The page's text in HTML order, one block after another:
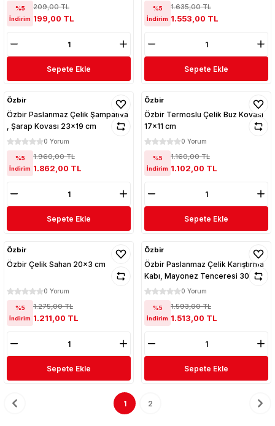
%5
İndirim
209,00 TL
199,00 TL
Sepete Ekle
%5
İndirim
1.635,00 TL
1.553,00 TL
Sepete Ekle
Özbir
Özbir Paslanmaz Çelik Şampanya
, Şarap Kovası 23x19 cm
0 Yorum
%5
İndirim
1.960,00 TL
1.862,00 TL
Sepete Ekle
Özbir
Özbir Termoslu Çelik Buz Kovası
17x11 cm
0 Yorum
%5
İndirim
1.160,00 TL
1.102,00 TL
Sepete Ekle
Özbir
Özbir Çelik Sahan 20x3 cm
0 Yorum
%5
İndirim
1.275,00 TL
1.211,00 TL
Sepete Ekle
Özbir
Özbir Paslanmaz Çelik Karıştırma
Kabı, Mayonez Tenceresi 30 cm
0 Yorum
%5
İndirim
1.593,00 TL
1.513,00 TL
Sepete Ekle
1 2